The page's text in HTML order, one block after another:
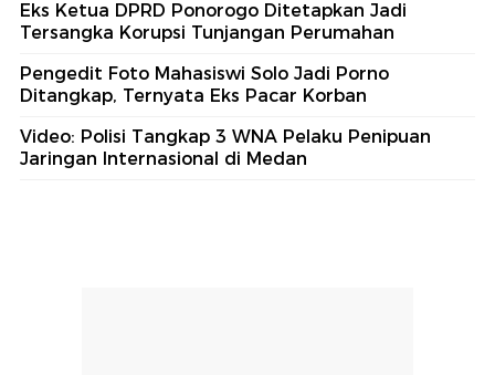
Eks Ketua DPRD Ponorogo Ditetapkan Jadi
Tersangka Korupsi Tunjangan Perumahan
Pengedit Foto Mahasiswi Solo Jadi Porno
Ditangkap, Ternyata Eks Pacar Korban
Video: Polisi Tangkap 3 WNA Pelaku Penipuan
Jaringan Internasional di Medan